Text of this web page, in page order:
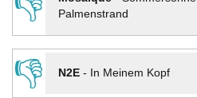
Palmenstrand
👎
N2E- In Meinem Kopf